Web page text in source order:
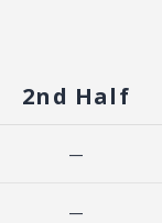
2nd Half
—
—